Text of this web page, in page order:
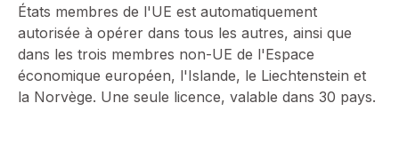
États membres de l'UE est automatiquement
autorisée à opérer dans tous les autres, ainsi que
dans les trois membres non-UE de l'Espace
économique européen, l'Islande, le Liechtenstein et
la Norvège. Une seule licence, valable dans 30 pays.